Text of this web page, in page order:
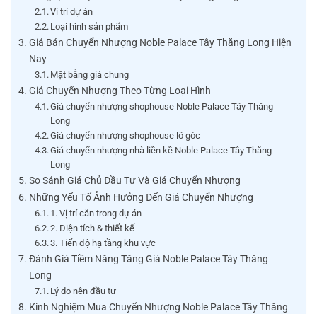
Vị trí dự án
Loại hình sản phẩm
Giá Bán Chuyển Nhượng Noble Palace Tây Thăng Long Hiện
Nay
Mặt bằng giá chung
Giá Chuyển Nhượng Theo Từng Loại Hình
Giá chuyển nhượng shophouse Noble Palace Tây Thăng
Long
Giá chuyển nhượng shophouse lô góc
Giá chuyển nhượng nhà liền kề Noble Palace Tây Thăng
Long
So Sánh Giá Chủ Đầu Tư Và Giá Chuyển Nhượng
Những Yếu Tố Ảnh Hưởng Đến Giá Chuyển Nhượng
1. Vị trí căn trong dự án
2. Diện tích & thiết kế
3. Tiến độ hạ tầng khu vực
Đánh Giá Tiềm Năng Tăng Giá Noble Palace Tây Thăng
Long
Lý do nên đầu tư
Kinh Nghiệm Mua Chuyển Nhượng Noble Palace Tây Thăng